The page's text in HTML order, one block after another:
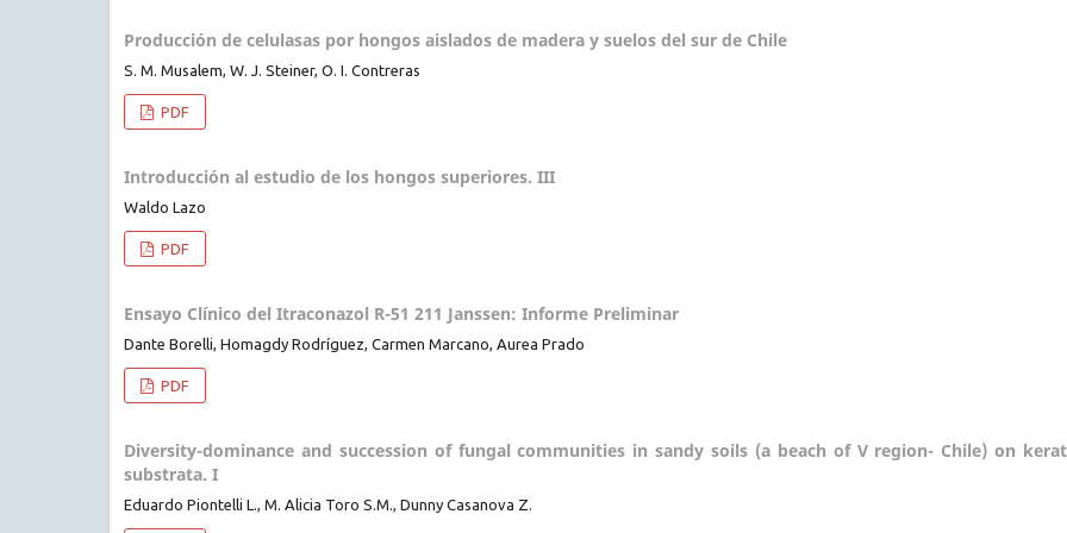
Producción de celulasas por hongos aislados de madera y suelos del sur de Chile
S. M. Musalem, W. J. Steiner, O. I. Contreras
PDF
Introducción al estudio de los hongos superiores. III
Waldo Lazo
PDF
Ensayo Clínico del Itraconazol R-51 211 Janssen: Informe Preliminar
Dante Borelli, Homagdy Rodríguez, Carmen Marcano, Aurea Prado
PDF
Diversity-dominance and succession of fungal communities in sandy soils (a beach of V region- Chile) on
substrata. I
Eduardo Piontelli L., M. Alicia Toro S.M., Dunny Casanova Z.